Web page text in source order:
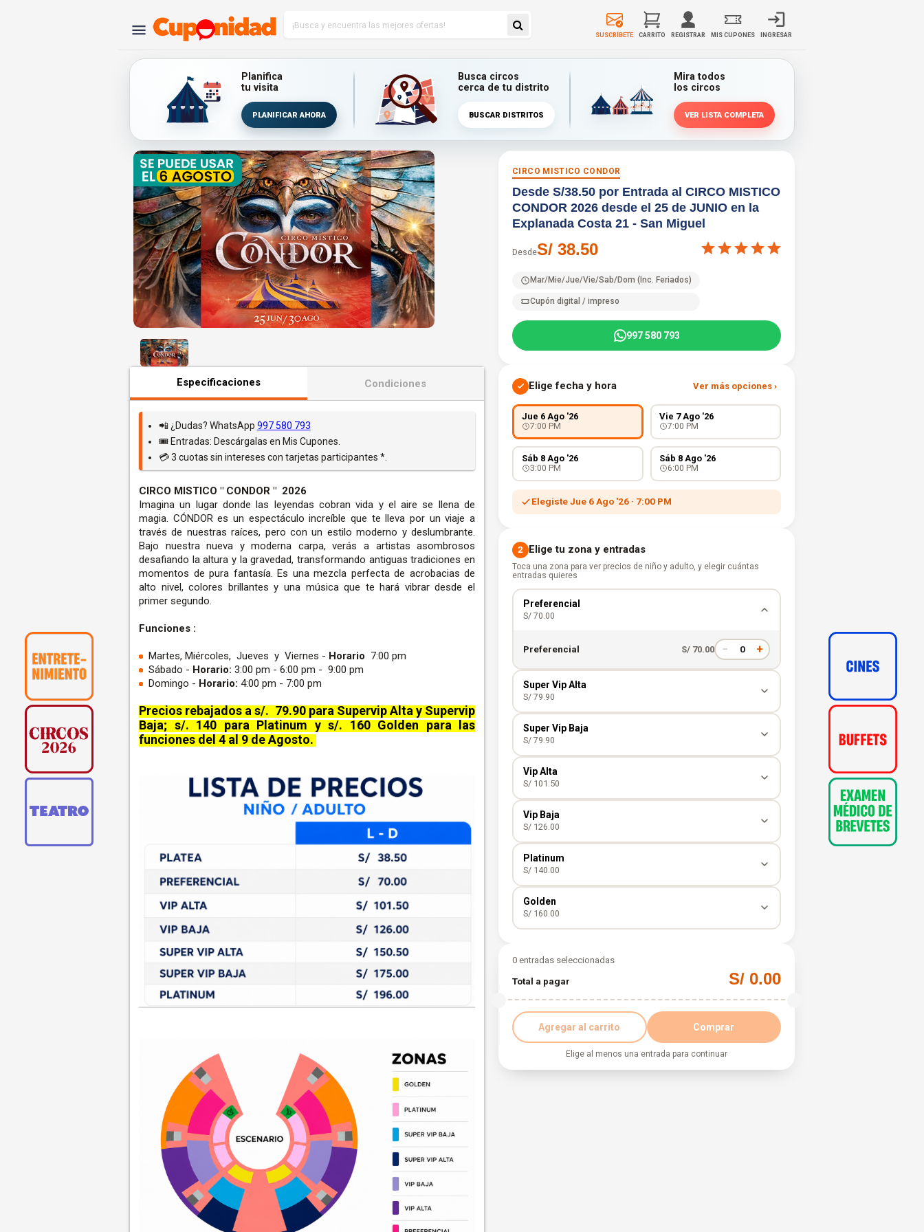
SUSCRÍBETE CARRITO REGISTRAR MIS CUPONES INGRESAR
Planifica
tu visita
PLANIFICAR AHORA
Busca circos
cerca de tu distrito
BUSCAR DISTRITOS
Mira todos
los circos
VER LISTA COMPLETA
Especificaciones Condiciones
📲 ¿Dudas? WhatsApp 997 580 793
🎟️ Entradas: Descárgalas en Mis Cupones.
💳 3 cuotas sin intereses con tarjetas participantes *.
CIRCO MISTICO " CONDOR " 2026
Imagina un lugar donde las leyendas cobran vida y el aire se llena de
magia. CÓNDOR es un espectáculo increíble que te lleva por un viaje a
través de nuestras raíces, pero con un estilo moderno y deslumbrante.
Bajo nuestra nueva y moderna carpa, verás a artistas asombrosos
desafiando la altura y la gravedad, transformando antiguas tradiciones en
momentos de pura fantasía. Es una mezcla perfecta de acrobacias de
alto nivel, colores brillantes y una música que te hará vibrar desde el
primer segundo.
Funciones :
Martes, Miércoles, Jueves y Viernes - Horario 7:00 pm
Sábado - Horario: 3:00 pm - 6:00 pm - 9:00 pm
Domingo - Horario: 4:00 pm - 7:00 pm
Precios rebajados a s/. 79.90 para Supervip Alta y Supervip
Baja; s/. 140 para Platinum y s/. 160 Golden para las
funciones del 4 al 9 de Agosto.
CIRCO MISTICO CONDOR
Desde S/38.50 por Entrada al CIRCO MISTICO
CONDOR 2026 desde el 25 de JUNIO en la
Explanada Costa 21 - San Miguel
DesdeS/ 38.50
Mar/Mie/Jue/Vie/Sab/Dom (Inc. Feriados)
Cupón digital / impreso
997 580 793
Elige fecha y hora Ver más opciones ›
Jue 6 Ago '26
7:00 PM
Vie 7 Ago '26
7:00 PM
Sáb 8 Ago '26
3:00 PM
Sáb 8 Ago '26
6:00 PM
Elegiste Jue 6 Ago '26 · 7:00 PM
2 Elige tu zona y entradas
Toca una zona para ver precios de niño y adulto, y elegir cuántas
entradas quieres
Preferencial
S/ 70.00
Preferencial S/ 70.00 − 0 +
Super Vip Alta
S/ 79.90
Super Vip Alta +
Super Vip Baja
S/ 79.90
Super Vip Baja +
Vip Alta
S/ 101.50
Vip Alta +
Vip Baja
S/ 126.00
Vip Baja +
Platinum
S/ 140.00
Platinum +
Golden
S/ 160.00
0 entradas seleccionadas
Total a pagar S/ 0.00
Agregar al carrito Comprar
Elige al menos una entrada para continuar